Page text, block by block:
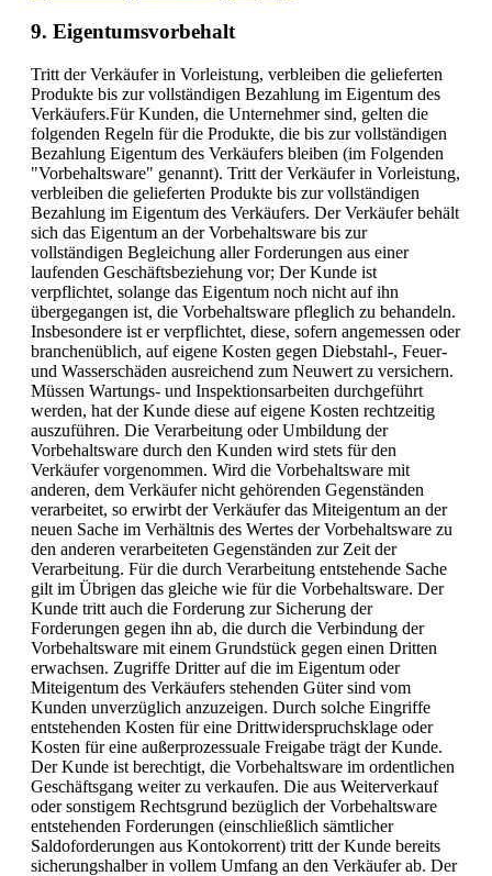
9. Eigentumsvorbehalt
Tritt der Verkäufer in Vorleistung, verbleiben die gelieferten
Produkte bis zur vollständigen Bezahlung im Eigentum des
Verkäufers.Für Kunden, die Unternehmer sind, gelten die
folgenden Regeln für die Produkte, die bis zur vollständigen
Bezahlung Eigentum des Verkäufers bleiben (im Folgenden
"Vorbehaltsware" genannt). Tritt der Verkäufer in Vorleistung,
verbleiben die gelieferten Produkte bis zur vollständigen
Bezahlung im Eigentum des Verkäufers. Der Verkäufer behält
sich das Eigentum an der Vorbehaltsware bis zur
vollständigen Begleichung aller Forderungen aus einer
laufenden Geschäftsbeziehung vor; Der Kunde ist
verpflichtet, solange das Eigentum noch nicht auf ihn
übergegangen ist, die Vorbehaltsware pfleglich zu behandeln.
Insbesondere ist er verpflichtet, diese, sofern angemessen oder
branchenüblich, auf eigene Kosten gegen Diebstahl-, Feuer-
und Wasserschäden ausreichend zum Neuwert zu versichern.
Müssen Wartungs- und Inspektionsarbeiten durchgeführt
werden, hat der Kunde diese auf eigene Kosten rechtzeitig
auszuführen. Die Verarbeitung oder Umbildung der
Vorbehaltsware durch den Kunden wird stets für den
Verkäufer vorgenommen. Wird die Vorbehaltsware mit
anderen, dem Verkäufer nicht gehörenden Gegenständen
verarbeitet, so erwirbt der Verkäufer das Miteigentum an der
neuen Sache im Verhältnis des Wertes der Vorbehaltsware zu
den anderen verarbeiteten Gegenständen zur Zeit der
Verarbeitung. Für die durch Verarbeitung entstehende Sache
gilt im Übrigen das gleiche wie für die Vorbehaltsware. Der
Kunde tritt auch die Forderung zur Sicherung der
Forderungen gegen ihn ab, die durch die Verbindung der
Vorbehaltsware mit einem Grundstück gegen einen Dritten
erwachsen. Zugriffe Dritter auf die im Eigentum oder
Miteigentum des Verkäufers stehenden Güter sind vom
Kunden unverzüglich anzuzeigen. Durch solche Eingriffe
entstehenden Kosten für eine Drittwiderspruchsklage oder
Kosten für eine außerprozessuale Freigabe trägt der Kunde.
Der Kunde ist berechtigt, die Vorbehaltsware im ordentlichen
Geschäftsgang weiter zu verkaufen. Die aus Weiterverkauf
oder sonstigem Rechtsgrund bezüglich der Vorbehaltsware
entstehenden Forderungen (einschließlich sämtlicher
Saldoforderungen aus Kontokorrent) tritt der Kunde bereits
sicherungshalber in vollem Umfang an den Verkäufer ab. Der